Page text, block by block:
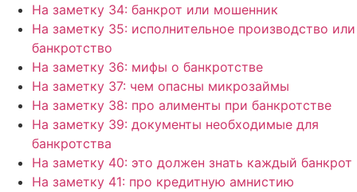
На заметку 34: банкрот или мошенник
На заметку 35: исполнительное производство или
банкротство
На заметку 36: мифы о банкротстве
На заметку 37: чем опасны микрозаймы
На заметку 38: про алименты при банкротстве
На заметку 39: документы необходимые для
банкротства
На заметку 40: это должен знать каждый банкрот
На заметку 41: про кредитную амнистию